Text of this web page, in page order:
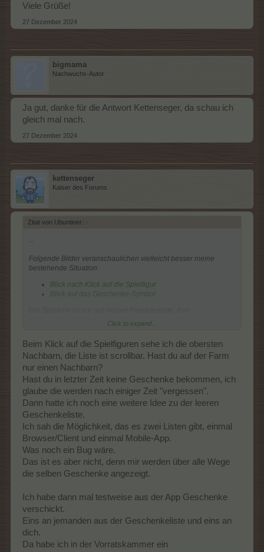
Viele Grüße!
27 Dezember 2024
bigmama
Nachwuchs-Autor
Ja gut, danke für die Antwort Kettenseger, da schau ich
gleich mal nach.
27 Dezember 2024
kettenseger
Kaiser des Forums
Zitat von Ubuntiner: ↑
Folgende Bilder veranschaulichen vielleicht besser meine
bestehende Situation:
Blick nach Klick auf die Spielfigur
Blick auf das Geschenke-Symbol
Nachbarschaftsliste ist voll, daher taucht sie so bei mir nicht auf.
Click to expand...
Beim Klick auf die Spielfiguren sehe ich die obersten
Nachbarn, die Liste ist scrollbar. Hast du auf der Farm
nur einen Nachbarn?
Hast du in letzter Zeit keine Geschenke bekommen, ich
glaube die werden nach einiger Zeit "vergessen".
Dann hatte ich noch eine weitere Idee zu der leeren
Geschenkeliste.
Ich sah die Möglichkeit, das es zwei Listen gibt, einmal
Browser/Client und einmal Mobile-App.
Was noch ein Bug wäre.
Das ist es aber nicht, denn mir werden über alle Wege
die selben Geschenke angezeigt.
Ich habe dann mal testweise aus der App Geschenke
verschickt.
Eins an jemanden aus der Geschenkeliste und eins an
dich.
Da habe ich in der Vorratskammer ein